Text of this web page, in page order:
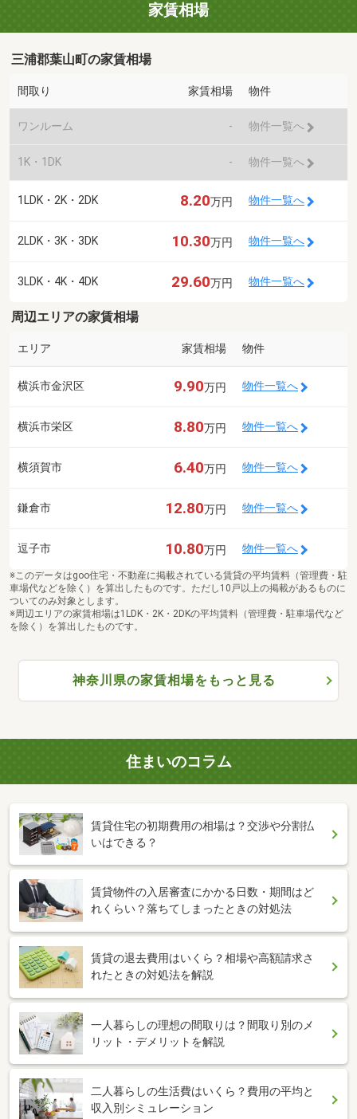
家賃相場
三浦郡葉山町の家賃相場
間取り 家賃相場 物件
ワンルーム - 物件一覧へ
1K・1DK - 物件一覧へ
1LDK・2K・2DK 8.20万円 物件一覧へ
2LDK・3K・3DK 10.30万円 物件一覧へ
3LDK・4K・4DK 29.60万円 物件一覧へ
周辺エリアの家賃相場
エリア 家賃相場 物件
横浜市金沢区 9.90万円 物件一覧へ
横浜市栄区 8.80万円 物件一覧へ
横須賀市 6.40万円 物件一覧へ
鎌倉市 12.80万円 物件一覧へ
逗子市 10.80万円 物件一覧へ
※このデータはgoo住宅・不動産に掲載されている賃貸の平均賃料（管理費・駐
車場代などを除く）を算出したものです。ただし10戸以上の掲載があるものに
ついてのみ対象とします。
※周辺エリアの家賃相場は1LDK・2K・2DKの平均賃料（管理費・駐車場代など
を除く）を算出したものです。
神奈川県の家賃相場をもっと見る
住まいのコラム
賃貸住宅の初期費用の相場は？交渉や分割払
いはできる？
賃貸物件の入居審査にかかる日数・期間はど
れくらい？落ちてしまったときの対処法
賃貸の退去費用はいくら？相場や高額請求さ
れたときの対処法を解説
一人暮らしの理想の間取りは？間取り別のメ
リット・デメリットを解説
二人暮らしの生活費はいくら？費用の平均と
収入別シミュレーション